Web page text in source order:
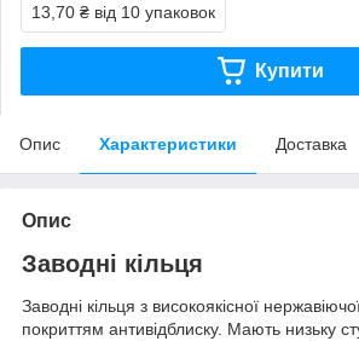
13,70 ₴ від 10 упаковок
Купити
Опис Характеристики Доставка
Опис
Заводні кільця
Заводні кільця з високоякісної
покриттям антивідблиску. Мають низьку